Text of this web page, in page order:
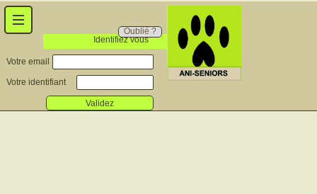
Identifiez vous
Oublié ?
Votre email
Votre identifiant
Validez